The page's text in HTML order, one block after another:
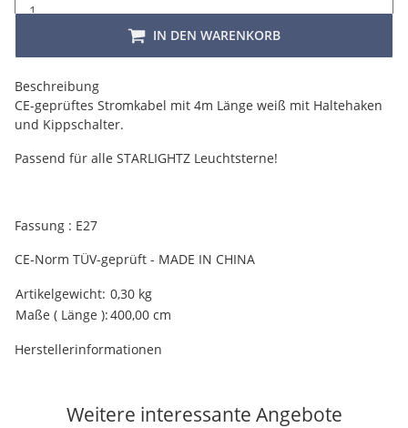
IN DEN WARENKORB
Beschreibung
CE-geprüftes Stromkabel mit 4m Länge weiß mit Haltehaken
und Kippschalter.
Passend für alle STARLIGHTZ Leuchtsterne!
Fassung : E27
CE-Norm TÜV-geprüft - MADE IN CHINA
Produkteigenschaft
Wert
Artikelgewicht: 0,30 kg
Maße ( Länge ):400,00 cm
Herstellerinformationen
Weitere interessante Angebote